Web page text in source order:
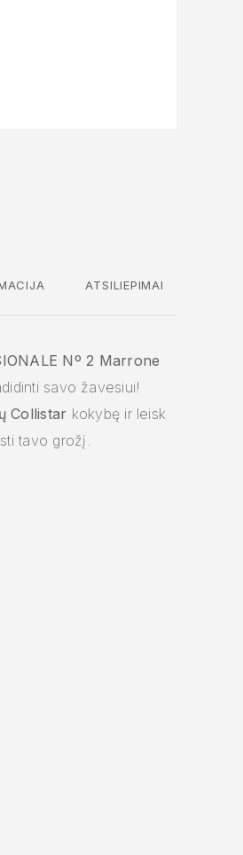
ATSILIEPIMAI
Nº 2 Marrone
savo žavesiui!
Collistar kokybę ir leisk
tavo grožį.